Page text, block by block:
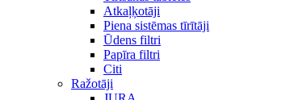
Atkaļķotāji
Piena sistēmas tīrītāji
Ūdens filtri
Papīra filtri
Citi
Ražotāji